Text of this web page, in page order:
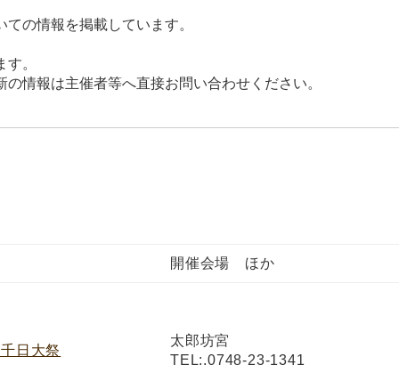
の情報を掲載しています。
。
情報は主催者等へ直接お問い合わせください。
開催会場 ほか
日大祭
太郎坊宮
TEL:.0748-23-1341